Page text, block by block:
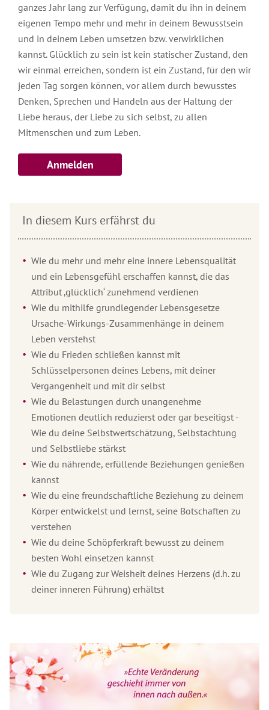
ganzes Jahr lang zur Verfügung, damit du ihn in deinem
eigenen Tempo mehr und mehr in deinem Bewusstsein
und in deinem Leben umsetzen bzw. verwirklichen
kannst. Glücklich zu sein ist kein statischer Zustand, den
wir einmal erreichen, sondern ist ein Zustand, für den wir
jeden Tag sorgen können, vor allem durch bewusstes
Denken, Sprechen und Handeln aus der Haltung der
Liebe heraus, der Liebe zu sich selbst, zu allen
Mitmenschen und zum Leben.
Anmelden
In diesem Kurs erfährst du
Wie du mehr und mehr eine innere Lebensqualität
und ein Lebensgefühl erschaffen kannst, die das
Attribut ‚glücklich‘ zunehmend verdienen
Wie du mithilfe grundlegender Lebensgesetze
Ursache-Wirkungs-Zusammenhänge in deinem
Leben verstehst
Wie du Frieden schließen kannst mit
Schlüsselpersonen deines Lebens, mit deiner
Vergangenheit und mit dir selbst
Wie du Belastungen durch unangenehme
Emotionen deutlich reduzierst oder gar beseitigst -
Wie du deine Selbstwertschätzung, Selbstachtung
und Selbstliebe stärkst
Wie du nährende, erfüllende Beziehungen genießen
kannst
Wie du eine freundschaftliche Beziehung zu deinem
Körper entwickelst und lernst, seine Botschaften zu
verstehen
Wie du deine Schöpferkraft bewusst zu deinem
besten Wohl einsetzen kannst
Wie du Zugang zur Weisheit deines Herzens (d.h. zu
deiner inneren Führung) erhältst